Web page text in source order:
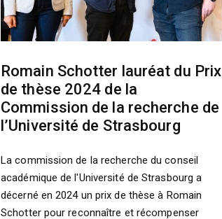
Romain Schotter lauréat du Prix
de thèse 2024 de la
Commission de la recherche de
l’Université de Strasbourg
La commission de la recherche du conseil
académique de l'Université de Strasbourg a
décerné en 2024 un prix de thèse à Romain
Schotter pour reconnaître et récompenser